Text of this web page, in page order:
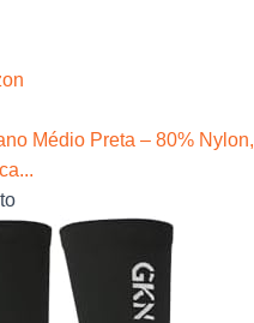
Médio Preta – 80% Nylon,